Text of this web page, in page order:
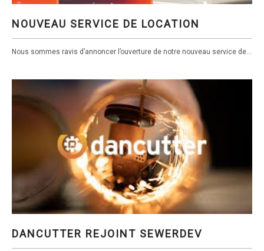
NOUVEAU SERVICE DE LOCATION
NOUVEAU SERVICE DE LOCATION
Nous sommes ravis d’annoncer l’ouverture de notre nouveau service de...
DANCUTTER REJOINT SEWERDEV